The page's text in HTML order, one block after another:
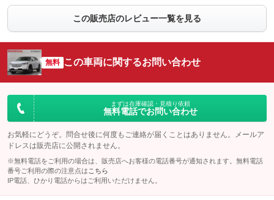
この販売店のレビュー一覧を見る
無料 この車両に関するお問い合わせ
まずは在庫確認・見積り依頼
無料電話でお問い合わせ
お気軽にどうぞ。問合せ後に何度もご連絡が届くことはありません。メールア
ドレスは販売店に公開されません。
※無料電話をご利用の場合は、販売店へお客様の電話番号が通知されます。無料電話
番号ご利用の際の注意点は こちら
IP電話、ひかり電話からはご利用いただけません。